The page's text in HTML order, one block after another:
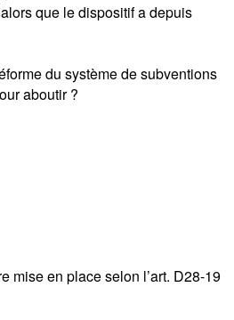
que le dispositif a depuis
du système de subventions
aboutir ?
mise en place selon l’art. D28-19